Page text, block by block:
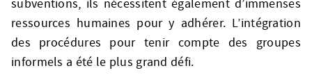
subventions, ils nécessitent également d’immenses
ressources humaines pour y adhérer. L’intégration
des procédures pour tenir compte des groupes
informels a été le plus grand défi.